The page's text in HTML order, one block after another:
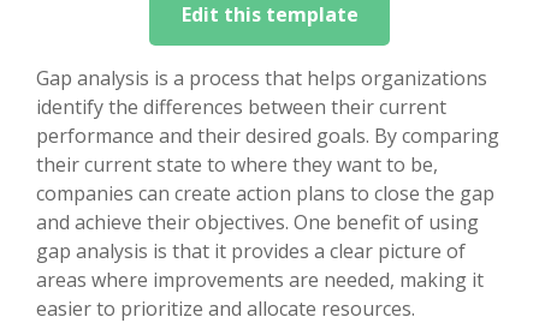
Edit this template
Gap analysis is a process that helps organizations
identify the differences between their current
performance and their desired goals. By comparing
their current state to where they want to be,
companies can create action plans to close the gap
and achieve their objectives. One benefit of using
gap analysis is that it provides a clear picture of
areas where improvements are needed, making it
easier to prioritize and allocate resources.